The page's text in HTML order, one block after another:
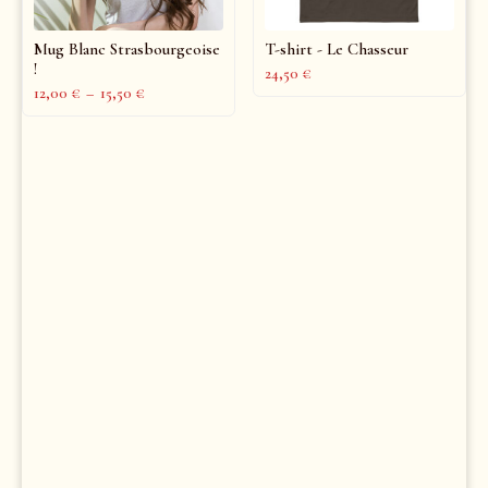
Mug Blanc Strasbourgeoise
!
12,00 € – 15,50 €
T-shirt - Le Chasseur
24,50 €